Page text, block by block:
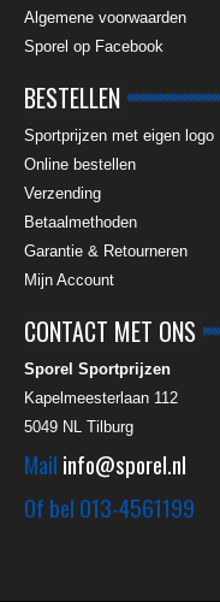
Algemene voorwaarden
Sporel op Facebook
BESTELLEN
Sportprijzen met eigen logo
Online bestellen
Verzending
Betaalmethoden
Garantie & Retourneren
Mijn Account
CONTACT MET ONS
Sporel Sportprijzen
Kapelmeesterlaan 112
5049 NL Tilburg
Mail info@sporel.nl
Of bel 013-4561199